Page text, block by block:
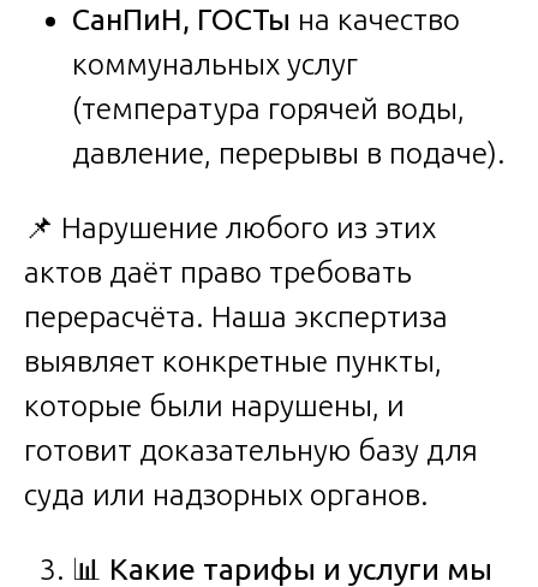
СанПиН, ГОСТы на качество
коммунальных услуг
(температура горячей воды,
давление, перерывы в подаче).
📌 Нарушение любого из этих
актов даёт право требовать
перерасчёта. Наша экспертиза
выявляет конкретные пункты,
которые были нарушены, и
готовит доказательную базу для
суда или надзорных органов.
📊 Какие тарифы и услуги мы